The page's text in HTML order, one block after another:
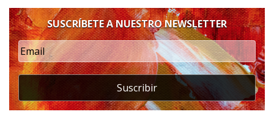
SUSCRÍBETE A NUESTRO NEWSLETTER
Suscribir